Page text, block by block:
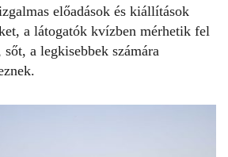
előadások és kiállítások
a látogatók kvízben mérhetik fel
a legkisebbek számára